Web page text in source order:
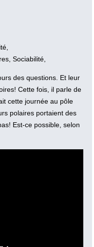
Sociabilité,
des questions. Et leur
Cette fois, il parle de
cette journée au pôle
polaires portaient des
Est-ce possible, selon